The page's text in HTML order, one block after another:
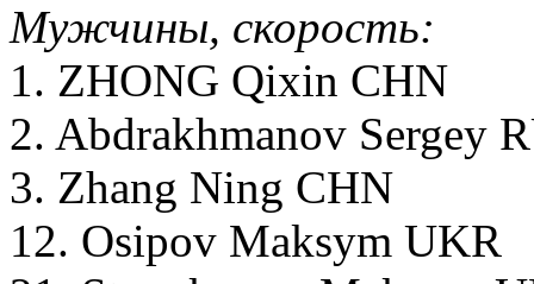
Мужчины, скорость:
1. ZHONG Qixin CHN
2. Abdrakhmanov Sergey
3. Zhang Ning CHN
12. Osipov Maksym UKR